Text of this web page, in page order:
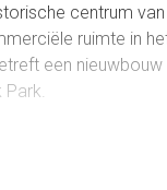
centrum
ruimte in
een
Park.
een ingang